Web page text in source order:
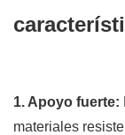
1. Apoyo fuerte:
materiales